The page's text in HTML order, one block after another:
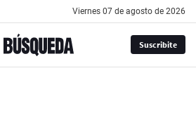
viernes 07 de agosto de 2026
Suscribite